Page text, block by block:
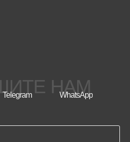
НАМ
Telegram WhatsApp